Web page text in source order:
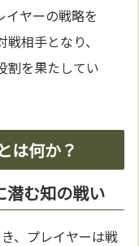
ヤーの戦略を
相手となり、
割を果たしてい
は何か？
む知の戦い
、プレイヤーは戦